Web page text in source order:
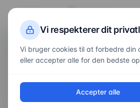
Forside/ Områder/
VVS-service i
Vi respekterer dit
Vi bruger cookies til at forbedre din
eller accepter alle for den bedste
Accepter alle